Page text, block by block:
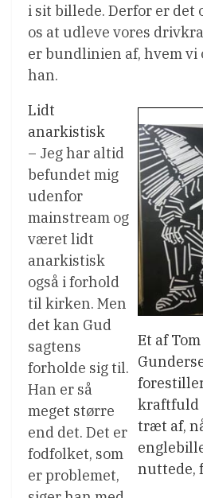
i sit billede. Derfor er det
os at udleve vores
er bundlinien af, hvem vi
han.
Et af
kraftfuld
træt af,
nuttede,
Lidt
anarkistisk
– Jeg har altid
befundet mig
udenfor
mainstream og
været lidt
anarkistisk
også i forhold
til kirken. Men
det kan Gud
sagtens
forholde sig til.
Han er så
meget større
end det. Det er
fodfolket, som
er problemet,